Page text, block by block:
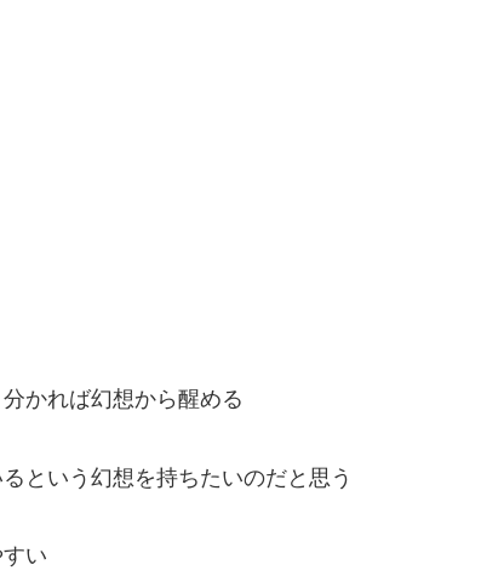
かれば幻想から醒める
という幻想を持ちたいのだと思う
い